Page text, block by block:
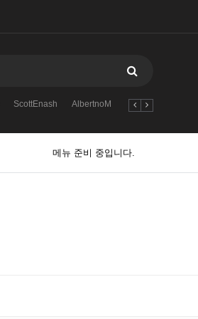
ScottEnash AlbertnoM Zack_mn
메뉴 준비 중입니다.